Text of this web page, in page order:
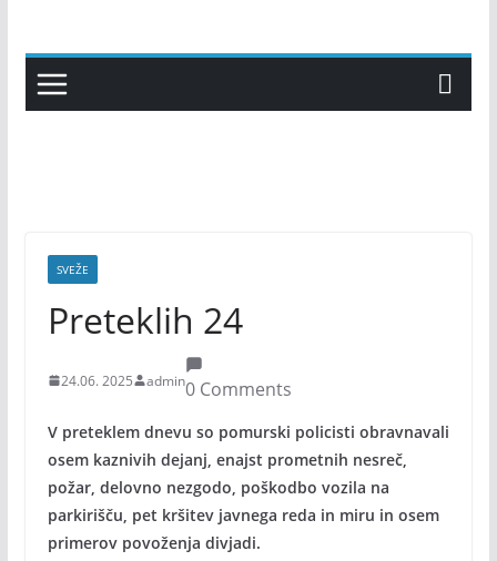
content
SVEŽE
Preteklih 24
24.06. 2025 admin0 Comments
V preteklem dnevu so pomurski policisti obravnavali
osem kaznivih dejanj, enajst prometnih nesreč,
požar, delovno nezgodo, poškodbo vozila na
parkirišču, pet kršitev javnega reda in miru in osem
primerov povoženja divjadi.